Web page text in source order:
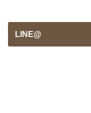
LINE@